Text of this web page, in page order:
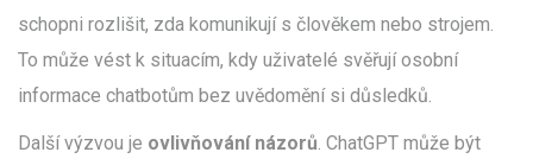
schopni rozlišit, zda komunikují s člověkem nebo strojem.
To může vést k situacím, kdy uživatelé svěřují osobní
informace chatbotům bez uvědomění si důsledků.
Další výzvou je ovlivňování názorů . ChatGPT může být